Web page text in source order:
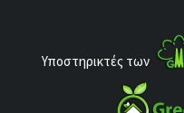
Υποστηρικτές των